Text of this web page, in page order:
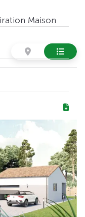
Maison